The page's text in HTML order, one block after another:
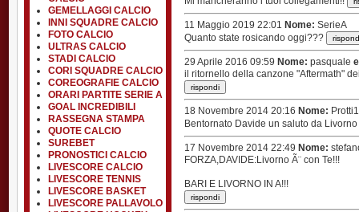
GEMELLAGGI CALCIO
INNI SQUADRE CALCIO
FOTO CALCIO
ULTRAS CALCIO
STADI CALCIO
CORI SQUADRE CALCIO
COREOGRAFIE CALCIO
ORARI PARTITE SERIE A
GOAL INCREDIBILI
RASSEGNA STAMPA
QUOTE CALCIO
SUREBET
PRONOSTICI CALCIO
LIVESCORE CALCIO
LIVESCORE TENNIS
LIVESCORE BASKET
LIVESCORE PALLAVOLO
11 Maggio 2019 22:01 Nome: SerieA
Quanto state rosicando oggi???
29 Aprile 2016 09:59 Nome: pasquale
il ritornello della canzone "Aftermath"
18 Novembre 2014 20:16 Nome:
Bentornato Davide un saluto da Livorno
17 Novembre 2014 22:49 Nome:
FORZA,DAVIDE:Livorno Ã¨ con Te!!!
BARI E LIVORNO IN A!!!